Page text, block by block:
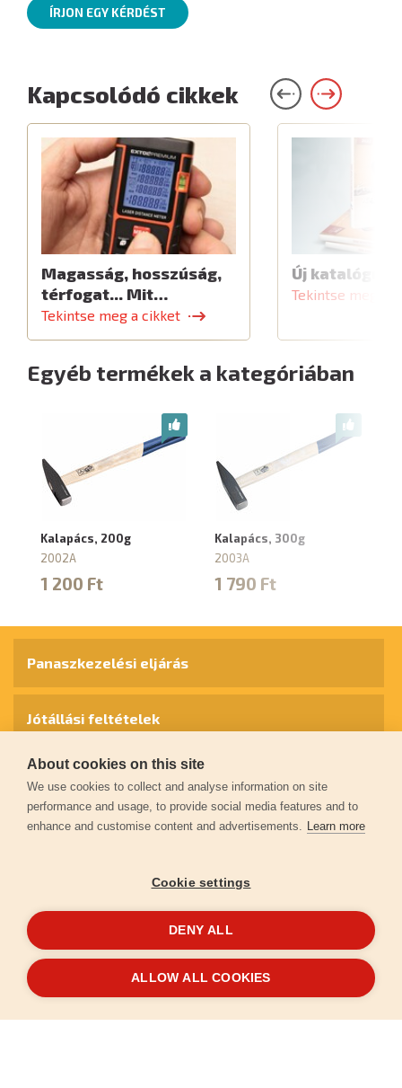
ÍRJON EGY KÉRDÉST
Kapcsolódó cikkek
Magasság, hosszúság,
térfogat... Mit…
Tekintse meg a cikket
Új katalógus
Tekintse meg a
Egyéb termékek a kategóriában
Kalapács, 200g
2002A
1 200 Ft
Kalapács, 300g
2003A
1 790 Ft
© 2026extol.hu- Minden jog fenntartva
Panaszkezelési eljárás
Jótállási feltételek
Személyes adatok védelme
Kapcsolat
Garancia regisztráció
LétrehoztaFEO
About cookies on this site
We use cookies to collect and analyse information on site
performance and usage, to provide social media features and to
enhance and customise content and advertisements. Learn more
Cookie settings
DENY ALL
ALLOW ALL COOKIES